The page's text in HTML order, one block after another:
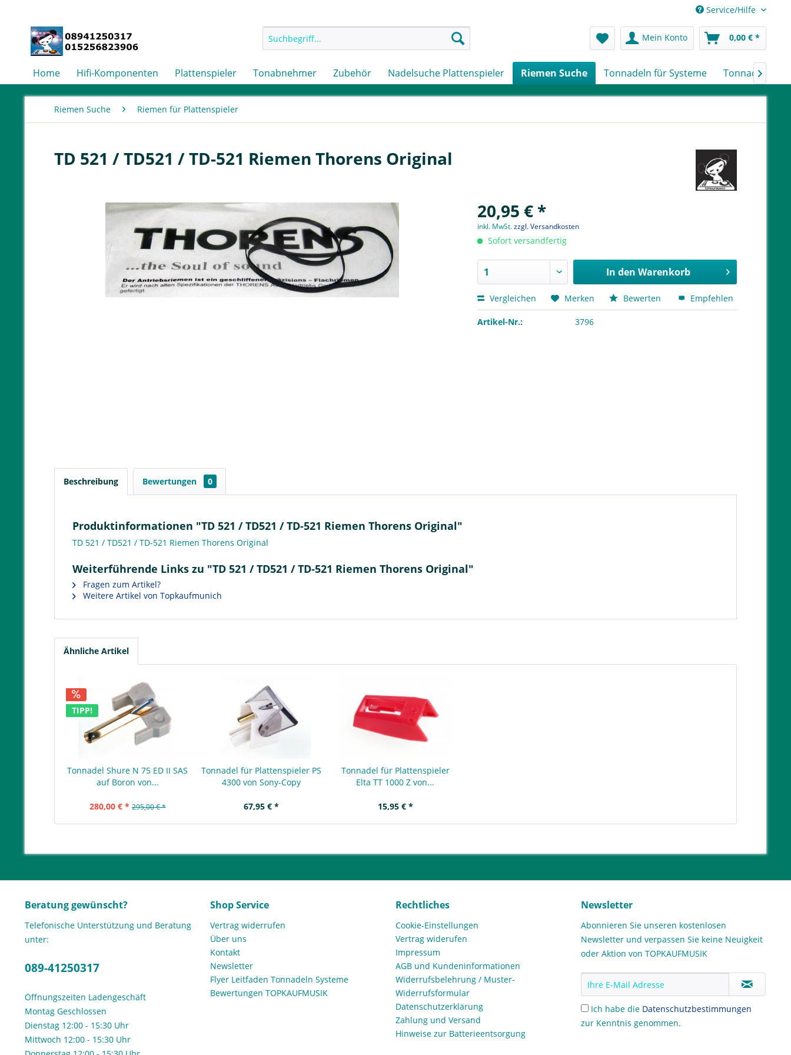
Service/Hilfe
Mein Konto 0,00 € *
Home Hifi-Komponenten Plattenspieler Tonabnehmer Zubehör Nadelsuche Plattenspieler Riemen Suche Tonnadeln für Systeme Tonnadeln

Riemen Suche Riemen für Plattenspieler
TD 521 / TD521 / TD-521 Riemen Thorens Original
20,95 € *
inkl. MwSt.zzgl. Versandkosten
Sofort versandfertig
In den Warenkorb
Vergleichen Merken Bewerten Empfehlen
Artikel-Nr.: 3796
Beschreibung Bewertungen 0
Produktinformationen "TD 521 / TD521 / TD-521 Riemen Thorens Original"
TD 521 / TD521 / TD-521 Riemen Thorens Original
Weiterführende Links zu "TD 521 / TD521 / TD-521 Riemen Thorens Original"
Fragen zum Artikel?
Weitere Artikel von Topkaufmunich
Ähnliche Artikel
TIPP!
Tonnadel Shure N 75 ED II SAS
auf Boron von...
280,00 € * 295,00 € *
Tonnadel für Plattenspieler PS
4300 von Sony-Copy
67,95 € *
Tonnadel für Plattenspieler
Elta TT 1000 Z von...
15,95 € *
Beratung gewünscht?
Telefonische Unterstützung und Beratung
unter:
089-41250317
Öffnungszeiten Ladengeschäft
Montag Geschlossen
Dienstag 12:00 - 15:30 Uhr
Mittwoch 12:00 - 15:30 Uhr
Shop Service
Vertrag widerrufen
Über uns
Kontakt
Newsletter
Flyer Leitfaden Tonnadeln Systeme
Bewertungen TOPKAUFMUSIK
Rechtliches
Cookie-Einstellungen
Vertrag widerufen
Impressum
AGB und Kundeninformationen
Widerrufsbelehrung / Muster-
Widerrufsformular
Datenschutzerklärung
Zahlung und Versand
Hinweise zur Batterieentsorgung
Newsletter
Abonnieren Sie unseren kostenlosen
Newsletter und verpassen Sie keine Neuigkeit
oder Aktion von TOPKAUFMUSIK
Ich habe die Datenschutzbestimmungen
zur Kenntnis genommen.